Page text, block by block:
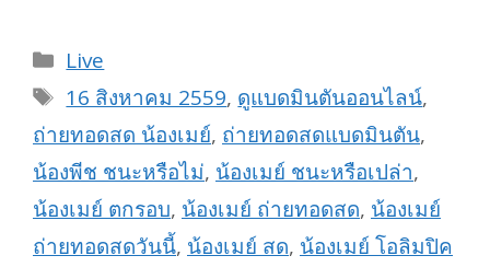
Categories
Live
Tags
16 สิงหาคม 2559, ดูแบดมินตันออนไลน์,
ถ่ายทอดสด น้องเมย์, ถ่ายทอดสดแบดมินตัน,
น้องพีช ชนะหรือไม่, น้องเมย์ ชนะหรือเปล่า,
น้องเมย์ ตกรอบ, น้องเมย์ ถ่ายทอดสด, น้องเมย์
ถ่ายทอดสดวันนี้, น้องเมย์ สด, น้องเมย์ โอลิมปิค